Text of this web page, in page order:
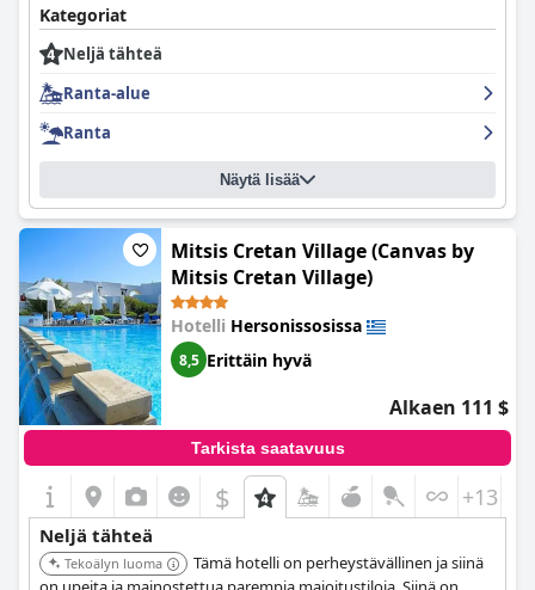
Kategoriat
Neljä tähteä
Ranta-alue
Ranta
Näytä lisää
Mitsis Cretan Village (Canvas by
Mitsis Cretan Village)
Hotelli Hersonissosissa
8,5 Erittäin hyvä
Alkaen 111 $
Tarkista saatavuus
$ +13
Neljä tähteä
Tekoälyn luoma
Tämä hotelli on perheystävällinen ja siinä